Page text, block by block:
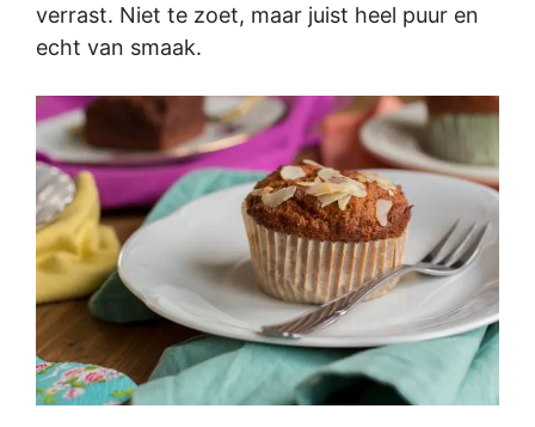
verrast. Niet te zoet, maar juist heel puur en
echt van smaak.